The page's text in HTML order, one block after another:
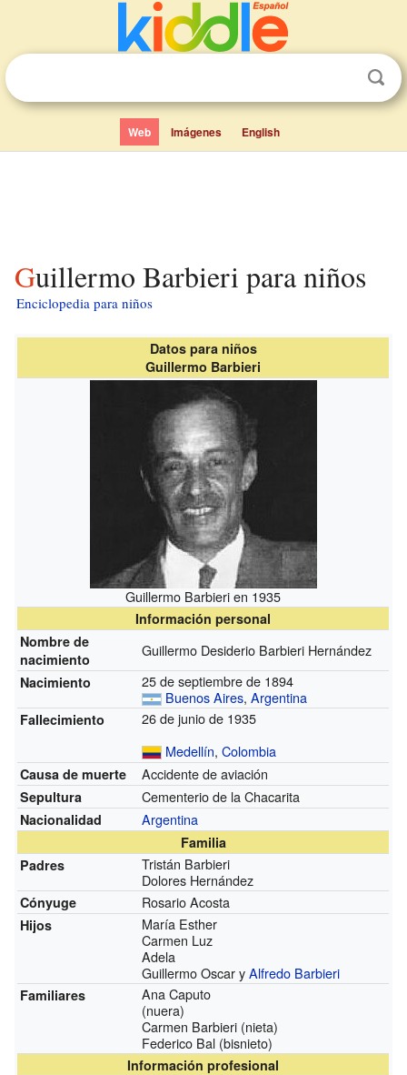
Web Imágenes English
Guillermo Barbieri para niños
Enciclopedia para niños
Datos para niños
Guillermo Barbieri
Guillermo Barbieri en 1935
Información personal
Nombre de
nacimiento
Guillermo Desiderio Barbieri Hernández
Nacimiento
25 de septiembre de 1894
Buenos Aires,Argentina
Fallecimiento
26 de junio de 1935
Medellín,Colombia
Causa de muerte Accidente de aviación
Sepultura Cementerio de la Chacarita
Nacionalidad Argentina
Familia
Padres
Tristán Barbieri
Dolores Hernández
Cónyuge Rosario Acosta
Hijos
María Esther
Carmen Luz
Adela
Guillermo Oscar yAlfredo Barbieri
Familiares
Ana Caputo
(nuera)
Carmen Barbieri (nieta)
Federico Bal (bisnieto)
Información profesional